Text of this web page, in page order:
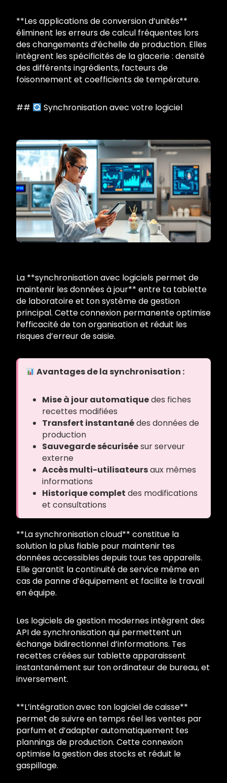
**Les applications de conversion d’unités**
éliminent les erreurs de calcul fréquentes lors
des changements d’échelle de production. Elles
intègrent les spécificités de la glacerie : densité
des différents ingrédients, facteurs de
foisonnement et coefficients de température.
## Synchronisation avec votre logiciel
La **synchronisation avec logiciels permet de
maintenir les données à jour** entre ta tablette
de laboratoire et ton système de gestion
principal. Cette connexion permanente optimise
l’efficacité de ton organisation et réduit les
risques d’erreur de saisie.
Avantages de la synchronisation :
Mise à jour automatiquedes fiches
recettes modifiées
Transfert instantanédes données de
production
Sauvegarde sécuriséesur serveur
externe
Accès multi-utilisateursaux mêmes
informations
Historique complet des modifications
et consultations
**La synchronisation cloud** constitue la
solution la plus fiable pour maintenir tes
données accessibles depuis tous tes appareils.
Elle garantit la continuité de service même en
cas de panne d’équipement et facilite le travail
en équipe.
Les logiciels de gestion modernes intègrent des
API de synchronisation qui permettent un
échange bidirectionnel d’informations. Tes
recettes créées sur tablette apparaissent
instantanément sur ton ordinateur de bureau, et
inversement.
**L’intégration avec ton logiciel de caisse**
permet de suivre en temps réel les ventes par
parfum et d’adapter automatiquement tes
plannings de production. Cette connexion
optimise la gestion des stocks et réduit le
gaspillage.